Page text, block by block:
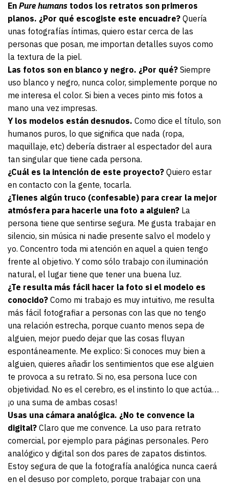
En Pure humans todos los retratos son primeros
planos. ¿Por qué escogiste este encuadre? Quería
unas fotografías íntimas, quiero estar cerca de las
personas que posan, me importan detalles suyos como
la textura de la piel.
Las fotos son en blanco y negro. ¿Por qué? Siempre
uso blanco y negro, nunca color, simplemente porque no
me interesa el color. Si bien a veces pinto mis fotos a
mano una vez impresas.
Y los modelos están desnudos. Como dice el título, son
humanos puros, lo que significa que nada (ropa,
maquillaje, etc) debería distraer al espectador del aura
tan singular que tiene cada persona.
¿Cuál es la intención de este proyecto? Quiero estar
en contacto con la gente, tocarla.
¿Tienes algún truco (confesable) para crear la mejor
atmósfera para hacerle una foto a alguien? La
persona tiene que sentirse segura. Me gusta trabajar en
silencio, sin música ni nadie presente salvo el modelo y
yo. Concentro toda mi atención en aquel a quien tengo
frente al objetivo. Y como sólo trabajo con iluminación
natural, el lugar tiene que tener una buena luz.
¿Te resulta más fácil hacer la foto si el modelo es
conocido? Como mi trabajo es muy intuitivo, me resulta
más fácil fotografiar a personas con las que no tengo
una relación estrecha, porque cuanto menos sepa de
alguien, mejor puedo dejar que las cosas fluyan
espontáneamente. Me explico: Si conoces muy bien a
alguien, quieres añadir los sentimientos que ese alguien
te provoca a su retrato. Si no, esa persona luce con
objetividad. No es el cerebro, es el instinto lo que actúa…
¡o una suma de ambas cosas!
Usas una cámara analógica. ¿No te convence la
digital? Claro que me convence. La uso para retrato
comercial, por ejemplo para páginas personales. Pero
analógico y digital son dos pares de zapatos distintos.
Estoy segura de que la fotografía analógica nunca caerá
en el desuso por completo, porque trabajar con una